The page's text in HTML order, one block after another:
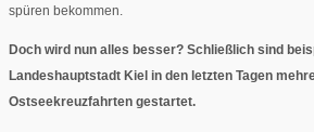
spüren bekommen.
Doch wird nun alles besser? Schließlich sind
Landeshauptstadt Kiel in den letzten Tagen
Ostseekreuzfahrten gestartet.